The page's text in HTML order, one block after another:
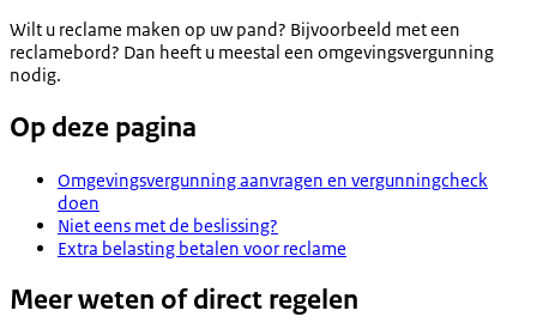
Wilt u reclame maken op uw pand? Bijvoorbeeld met een
reclamebord? Dan heeft u meestal een omgevingsvergunning
nodig.
Op deze pagina
Omgevingsvergunning aanvragen en vergunningcheck
doen
Niet eens met de beslissing?
Extra belasting betalen voor reclame
Meer weten of direct regelen